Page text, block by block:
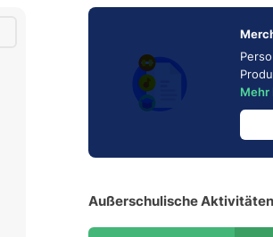
Mehr
Außerschulische